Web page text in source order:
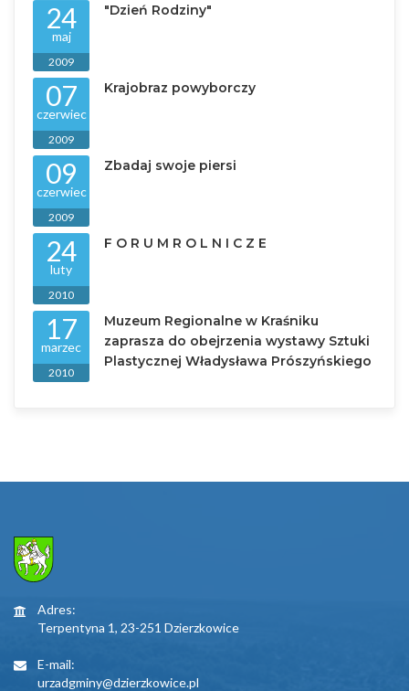
24
maj
2009
"Dzień Rodziny"
07
czerwiec
2009
Krajobraz powyborczy
09
czerwiec
2009
Zbadaj swoje piersi
24
luty
2010
F O R U M R O L N I C Z E
17
marzec
2010
Muzeum Regionalne w Kraśniku
zaprasza do obejrzenia wystawy Sztuki
Plastycznej Władysława Prószyńskiego
Adres:
Terpentyna 1, 23-251 Dzierzkowice
E-mail:
urzadgminy@dzierzkowice.pl